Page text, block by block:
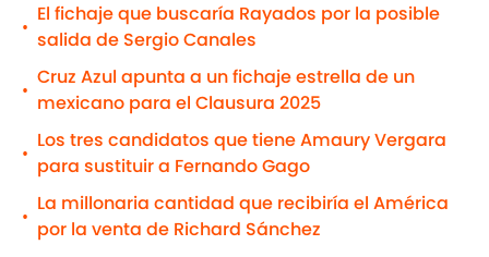
•
El fichaje que buscaría Rayados por la posible
salida de Sergio Canales
•
Cruz Azul apunta a un fichaje estrella de un
mexicano para el Clausura 2025
•
Los tres candidatos que tiene Amaury Vergara
para sustituir a Fernando Gago
•
La millonaria cantidad que recibiría el América
por la venta de Richard Sánchez